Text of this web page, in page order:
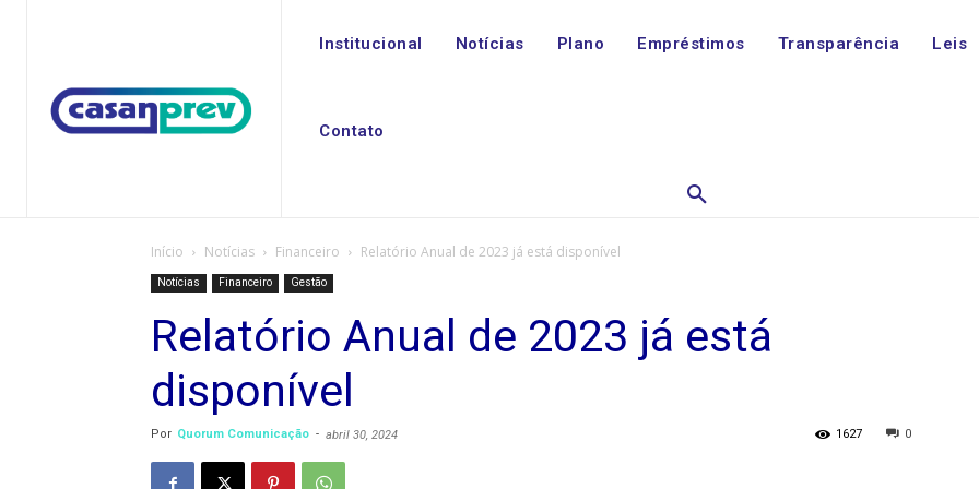
Institucional Notícias Plano Empréstimos Transparência Leis
Contato
Início Notícias Financeiro Relatório Anual de 2023 já está disponível
Notícias Financeiro Gestão
Relatório Anual de 2023 já está
disponível
Por Quorum Comunicação - abril 30, 2024 0
1627